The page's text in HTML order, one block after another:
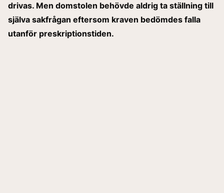
drivas. Men domstolen behövde aldrig ta ställning till
själva sakfrågan eftersom kraven bedömdes falla
utanför preskriptionstiden.